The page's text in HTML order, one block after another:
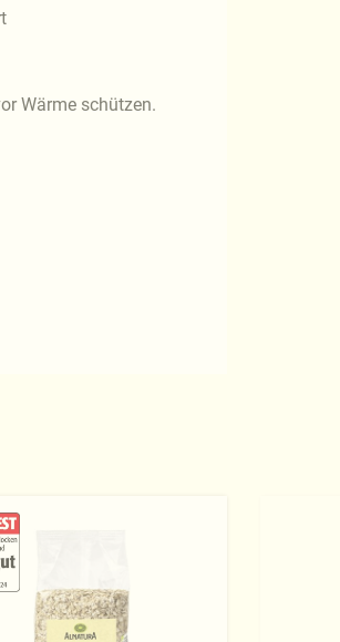
Wärme schützen.